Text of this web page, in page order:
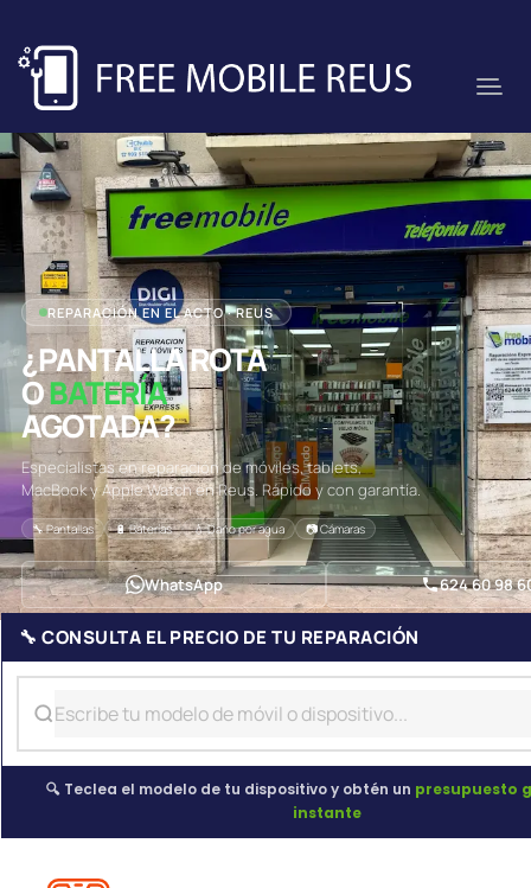
REPARACIÓN EN EL ACTO · REUS
¿PANTALLA ROTA
OBATERÍA
AGOTADA?
Especialistas en reparación de móviles, tablets,
MacBook y Apple Watch en Reus. Rápido y con garantía.
🔧 Pantallas 🔋 Baterías 💧 Daño por agua 📷 Cámaras
WhatsApp 624 60 98
🔧 CONSULTA EL PRECIO DE TU REPARACIÓN
🔍 Teclea el modelo de tu dispositivo y obtén un presupuesto
instante